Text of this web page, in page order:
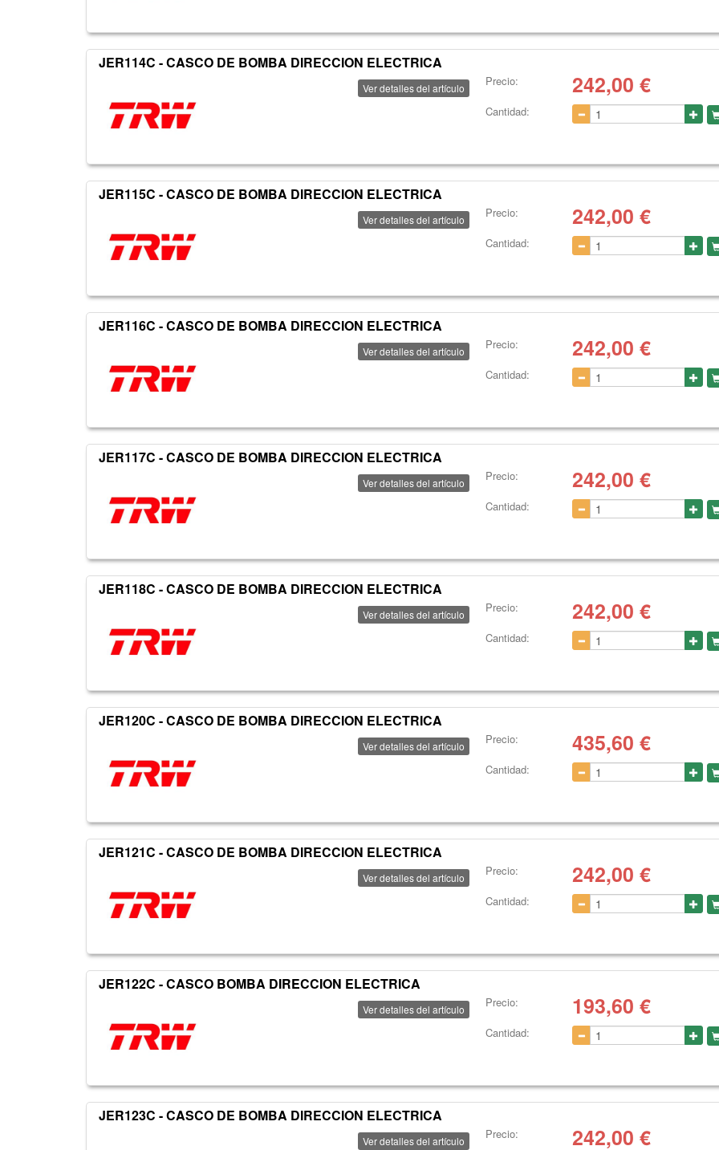
JER114C - CASCO DE BOMBA DIRECCION ELECTRICA
Ver detalles del artículo Precio: 242,00 €
Cantidad:
JER115C - CASCO DE BOMBA DIRECCION ELECTRICA
Ver detalles del artículo Precio: 242,00 €
Cantidad:
JER116C - CASCO DE BOMBA DIRECCION ELECTRICA
Ver detalles del artículo Precio: 242,00 €
Cantidad:
JER117C - CASCO DE BOMBA DIRECCION ELECTRICA
Ver detalles del artículo Precio: 242,00 €
Cantidad:
JER118C - CASCO DE BOMBA DIRECCION ELECTRICA
Ver detalles del artículo Precio: 242,00 €
Cantidad:
JER120C - CASCO DE BOMBA DIRECCION ELECTRICA
Ver detalles del artículo Precio: 435,60 €
Cantidad:
JER121C - CASCO DE BOMBA DIRECCION ELECTRICA
Ver detalles del artículo Precio: 242,00 €
Cantidad:
JER122C - CASCO BOMBA DIRECCION ELECTRICA
Ver detalles del artículo Precio: 193,60 €
Cantidad:
JER123C - CASCO DE BOMBA DIRECCION ELECTRICA
Ver detalles del artículo Precio: 242,00 €